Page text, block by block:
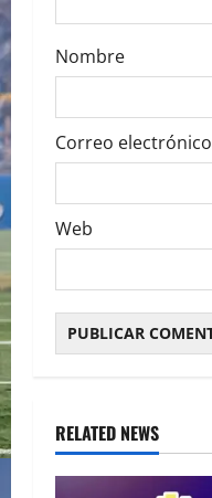
Nombre
Correo electrónico
Web
RELATED NEWS